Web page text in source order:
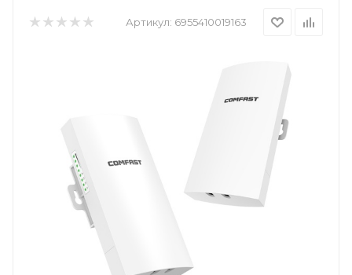
Артикул: 6955410019163